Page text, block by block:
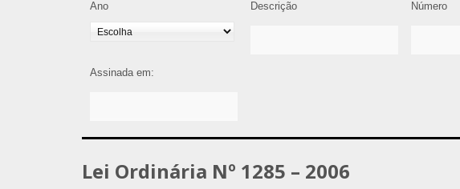
Ano Descrição Número
Assinada em:
Lei Ordinária Nº 1285 – 2006